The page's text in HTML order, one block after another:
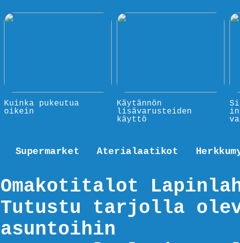
Kuinka pukeutua
oikein
Käytännön
lisävarusteiden
käyttö
Supermarket Aterialaatikot
Omakotitalot
Tutustu tarjolla
asuntoihin